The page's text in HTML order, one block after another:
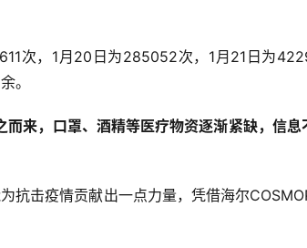
次，1月20日为285052次，1月21日为
。
来，口罩、酒精等医疗物资逐渐紧缺，信息
抗击疫情贡献出一点力量，凭借海尔